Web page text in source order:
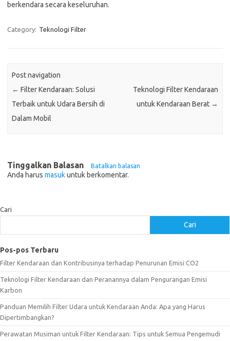
berkendara secara keseluruhan.
Category: Teknologi Filter
Post navigation
← Filter Kendaraan: Solusi
Terbaik untuk Udara Bersih di
Dalam Mobil
Teknologi Filter Kendaraan
untuk Kendaraan Berat →
Tinggalkan Balasan Batalkan balasan
Anda harus masukuntuk berkomentar.
Cari
Cari
Pos-pos Terbaru
Filter Kendaraan dan Kontribusinya terhadap Penurunan Emisi CO2
Teknologi Filter Kendaraan dan Peranannya dalam Pengurangan Emisi
Karbon
Panduan Memilih Filter Udara untuk Kendaraan Anda: Apa yang Harus
Dipertimbangkan?
Perawatan Musiman untuk Filter Kendaraan: Tips untuk Semua Pengemudi